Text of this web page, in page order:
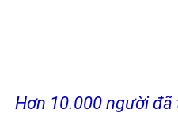
Hơn 10.000 người